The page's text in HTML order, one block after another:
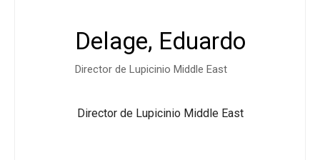
Delage, Eduardo
Director de Lupicinio Middle East
Director de Lupicinio Middle East